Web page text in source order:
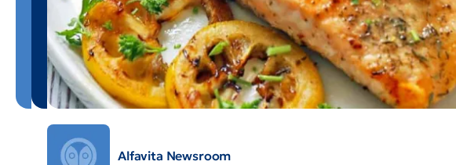
Alfavita Newsroom